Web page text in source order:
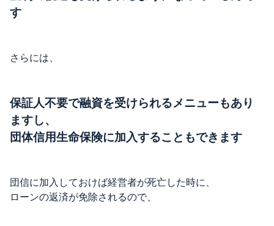
す
さらには、
保証人不要で融資を受けられるメニューもあり
ますし、
団体信用生命保険に加入することもできます
団信に加入しておけば経営者が死亡した時に、
ローンの返済が免除されるので、